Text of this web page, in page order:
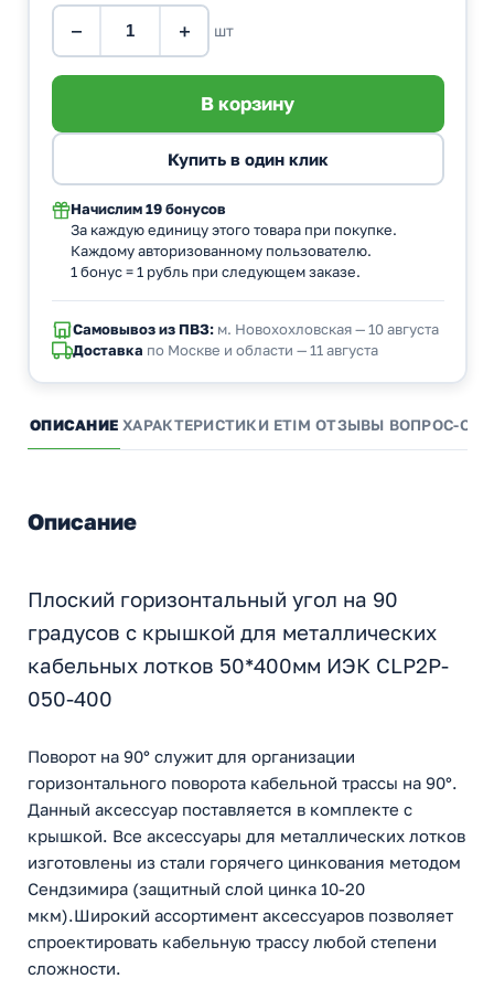
− + шт
Начислим 19 бонусов
За каждую единицу этого товара при покупке.
Каждому авторизованному пользователю.
1 бонус = 1 рубль при следующем заказе.
Самовывоз из ПВЗ:м. Новохохловская — 10 августа
Доставка по Москве и области — 11 августа
ОПИСАНИЕ ХАРАКТЕРИСТИКИ ETIM ОТЗЫВЫ ВОПРОС-
Описание
Плоский горизонтальный угол на 90
градусов с крышкой для металлических
кабельных лотков 50*400мм ИЭК CLP2P-
050-400
Поворот на 90° служит для организации
горизонтального поворота кабельной трассы на 90°.
Данный аксессуар поставляется в комплекте с
крышкой. Все аксессуары для металлических лотков
изготовлены из стали горячего цинкования методом
Сендзимира (защитный слой цинка 10-20
мкм).Широкий ассортимент аксессуаров позволяет
спроектировать кабельную трассу любой степени
сложности.